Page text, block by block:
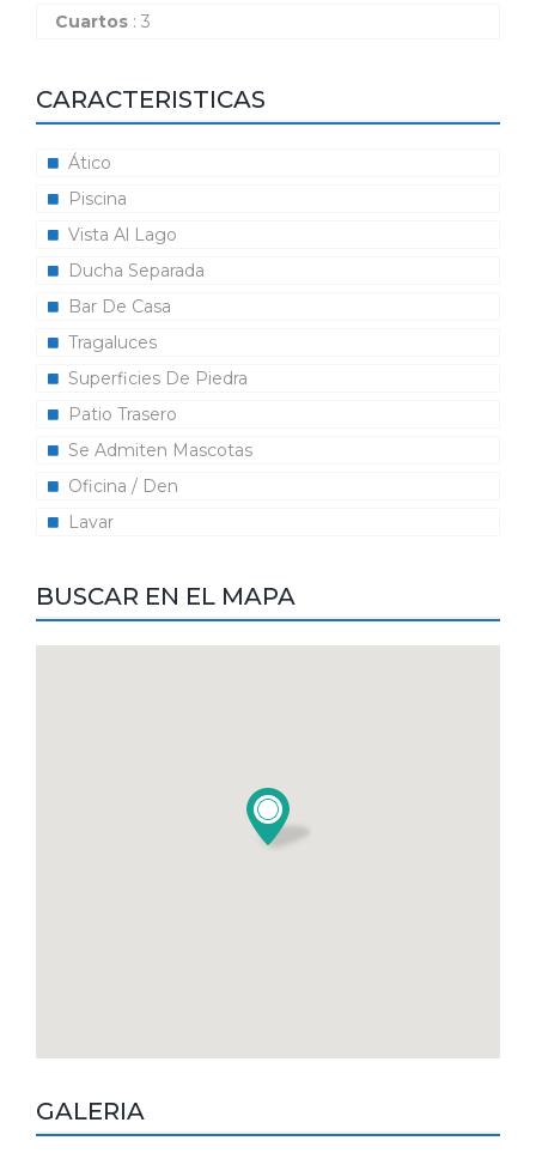
Cuartos : 3
CARACTERISTICAS
Ático
Piscina
Vista Al Lago
Ducha Separada
Bar De Casa
Tragaluces
Superficies De Piedra
Patio Trasero
Se Admiten Mascotas
Oficina / Den
Lavar
BUSCAR EN EL MAPA
GALERIA